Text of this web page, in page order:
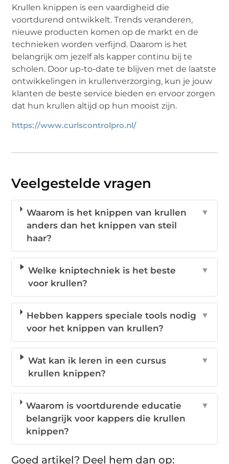
Krullen knippen is een vaardigheid die
voortdurend ontwikkelt. Trends veranderen,
nieuwe producten komen op de markt en de
technieken worden verfijnd. Daarom is het
belangrijk om jezelf als kapper continu bij te
scholen. Door up-to-date te blijven met de laatste
ontwikkelingen in krullenverzorging, kun je jouw
klanten de beste service bieden en ervoor zorgen
dat hun krullen altijd op hun mooist zijn.
https://www.curlscontrolpro.nl/
Veelgestelde vragen
Waarom is het knippen van krullen
anders dan het knippen van steil
haar?
▼
Welke kniptechniek is het beste
voor krullen?
▼
Hebben kappers speciale tools nodig
voor het knippen van krullen?
▼
Wat kan ik leren in een cursus
krullen knippen?
▼
Waarom is voortdurende educatie
belangrijk voor kappers die krullen
knippen?
▼
Goed artikel? Deel hem dan op: